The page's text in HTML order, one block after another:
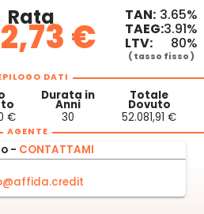
Rata €
TAN: 3.65%
TAEG:3.91%
LTV: 80%
( tasso fisso )
DATI
€
Durata in
Anni
30
Totale
Dovuto
52.081,91 €
AGENTE
- CONTATTAMI